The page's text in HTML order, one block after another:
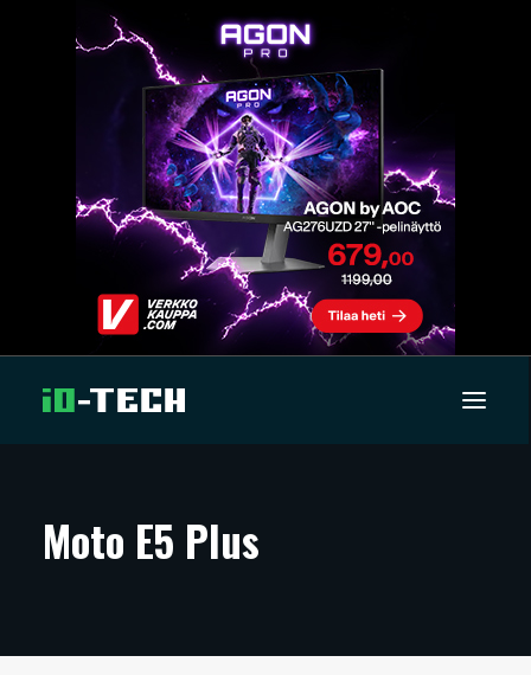
ARTIKKELIT
TECHBBS
Moto E5 Plus